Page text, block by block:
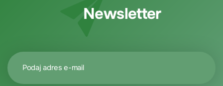
Newsletter